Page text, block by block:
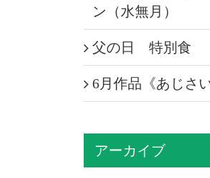
ン（水無月）
父の日 特別食
6月作品《あじさい
アーカイブ